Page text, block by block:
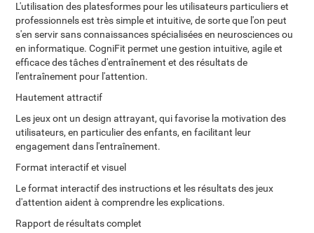
L'utilisation des platesformes pour les utilisateurs particuliers et
professionnels est très simple et intuitive, de sorte que l'on peut
s'en servir sans connaissances spécialisées en neurosciences ou
en informatique. CogniFit permet une gestion intuitive, agile et
efficace des tâches d'entraînement et des résultats de
l'entraînement pour l'attention.
Hautement attractif
Les jeux ont un design attrayant, qui favorise la motivation des
utilisateurs, en particulier des enfants, en facilitant leur
engagement dans l'entraînement.
Format interactif et visuel
Le format interactif des instructions et les résultats des jeux
d'attention aident à comprendre les explications.
Rapport de résultats complet